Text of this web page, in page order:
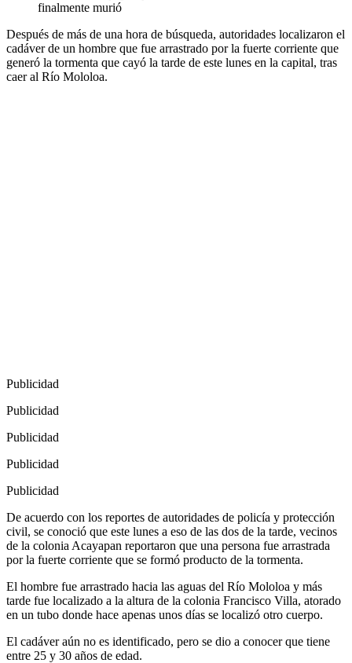
finalmente murió
Después de más de una hora de búsqueda, autoridades localizaron el
cadáver de un hombre que fue arrastrado por la fuerte corriente que
generó la tormenta que cayó la tarde de este lunes en la capital, tras
caer al Río Mololoa.
Publicidad
Publicidad
Publicidad
Publicidad
Publicidad
De acuerdo con los reportes de autoridades de policía y protección
civil, se conoció que este lunes a eso de las dos de la tarde, vecinos
de la colonia Acayapan reportaron que una persona fue arrastrada
por la fuerte corriente que se formó producto de la tormenta.
El hombre fue arrastrado hacia las aguas del Río Mololoa y más
tarde fue localizado a la altura de la colonia Francisco Villa, atorado
en un tubo donde hace apenas unos días se localizó otro cuerpo.
El cadáver aún no es identificado, pero se dio a conocer que tiene
entre 25 y 30 años de edad.